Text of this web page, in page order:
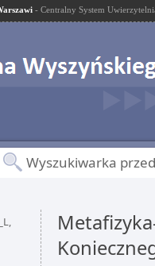
- Centralny System
Wyszukiwarka